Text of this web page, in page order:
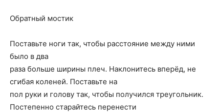
Обратный мостик
Поставьте ноги так, чтобы расстояние между ними
было в два
раза больше ширины плеч. Наклонитесь вперёд, не
сгибая коленей. Поставьте на
пол руки и голову так, чтобы получился треугольник.
Постепенно старайтесь перенести